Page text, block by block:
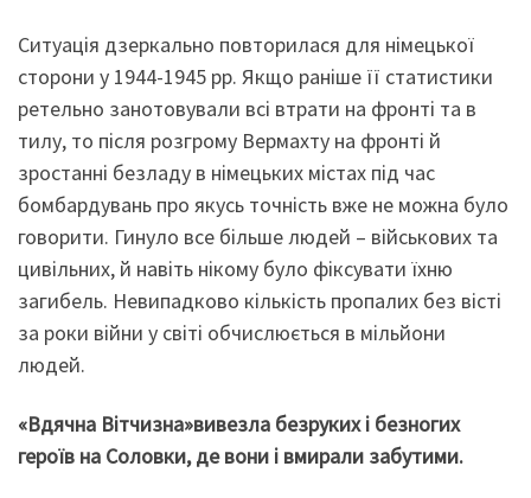
Ситуація дзеркально повторилася для німецької
сторони у 1944-1945 рр. Якщо раніше її статистики
ретельно занотовували всі втрати на фронті та в
тилу, то після розгрому Вермахту на фронті й
зростанні безладу в німецьких містах під час
бомбардувань про якусь точність вже не можна було
говорити. Гинуло все більше людей – військових та
цивільних, й навіть нікому було фіксувати їхню
загибель. Невипадково кількість пропалих без вісті
за роки війни у світі обчислюється в мільйони
людей.
«Вдячна Вітчизна»вивезла безруких і безногих
героїв на Соловки, де вони і вмирали забутими.